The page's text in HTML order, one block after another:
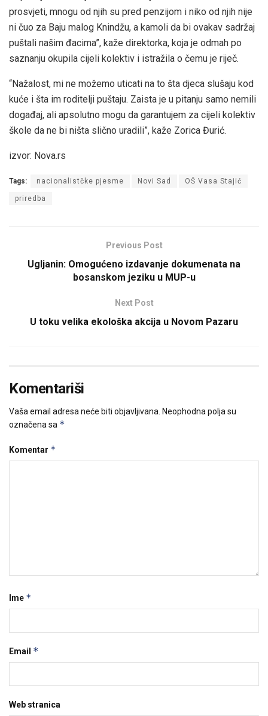
prosvjeti, mnogu od njih su pred penzijom i niko od njih nije
ni čuo za Baju malog Knindžu, a kamoli da bi ovakav sadržaj
puštali našim đacima”, kaže direktorka, koja je odmah po
saznanju okupila cijeli kolektiv i istražila o čemu je riječ.
“Nažalost, mi ne možemo uticati na to šta djeca slušaju kod
kuće i šta im roditelji puštaju. Zaista je u pitanju samo nemili
događaj, ali apsolutno mogu da garantujem za cijeli kolektiv
škole da ne bi ništa slično uradili”, kaže Zorica Đurić.
izvor: Nova.rs
Tags: nacionalistčke pjesme Novi Sad OŠ Vasa Stajić
priredba
Previous Post
Ugljanin: Omogućeno izdavanje dokumenata na
bosanskom jeziku u MUP-u
Next Post
U toku velika ekološka akcija u Novom Pazaru
Komentariši
Vaša email adresa neće biti objavljivana. Neophodna polja su
označena sa *
Komentar *
Ime *
Email *
Web stranica